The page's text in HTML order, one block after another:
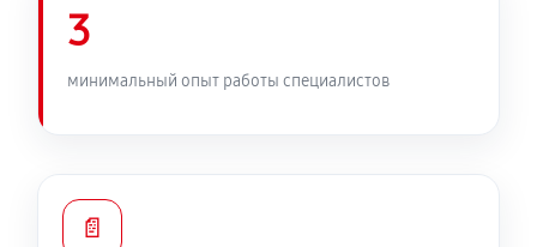
3
минимальный опыт работы специалистов
📄